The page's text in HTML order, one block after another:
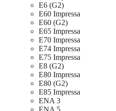
E6 (G2)
E60 Impressa
E60 (G2)
E65 Impressa
E70 Impressa
E74 Impressa
E75 Impressa
E8 (G2)
E80 Impressa
E80 (G2)
E85 Impressa
ENA 3